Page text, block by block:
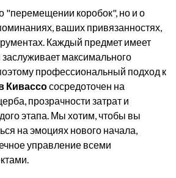
"перемещении коробок", но и о
ваших привязанностях,
Каждый предмет имеет
максимального
профессиональный подход к
Кивассососредоточен на
прозрачности затрат и
этапа. Мы хотим, чтобы вы
на эмоциях нового начала,
управление всеми